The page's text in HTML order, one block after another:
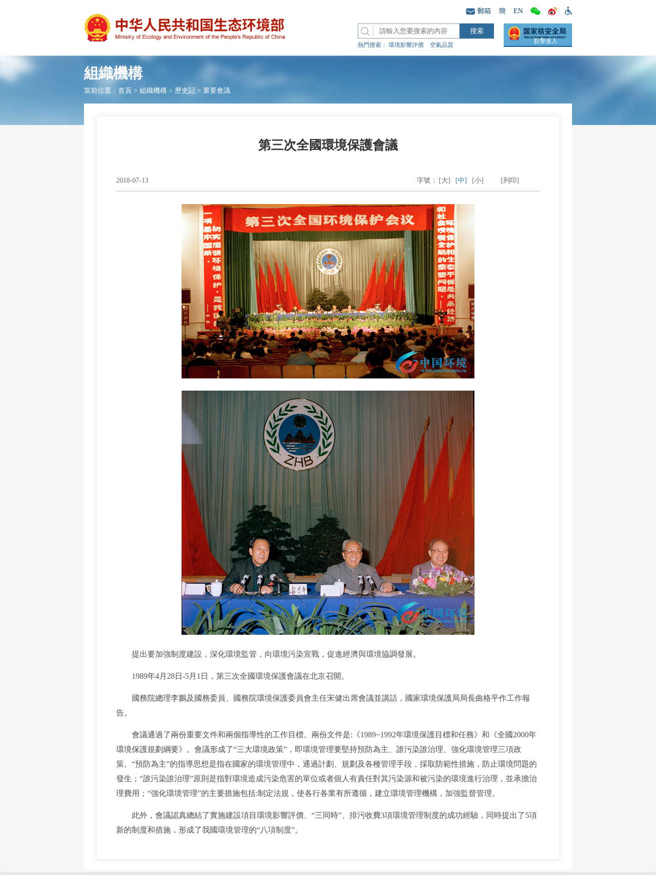
郵箱 簡 EN
熱門搜索： 環境影響評價 空氣品質
點擊進入
組織機構
當前位置： 首頁 > 組織機構 > 歷史記 > 重要會議
第三次全國環境保護會議
2018-07-13 [列印]
字號： [大] [中] [小]
提出要加強制度建設，深化環境監管，向環境污染宣戰，促進經濟與環境協調發展。
1989年4月28日-5月1日，第三次全國環境保護會議在北京召開。
國務院總理李鵬及國務委員、國務院環境保護委員會主任宋健出席會議並講話，國家環境保護局局長曲格平作工作報
告。
會議通過了兩份重要文件和兩個指導性的工作目標。兩份文件是:《1989~1992年環境保護目標和任務》和《全國2000年
環境保護規劃綱要》。會議形成了“三大環境政策”，即環境管理要堅持預防為主、誰污染誰治理、強化環境管理三項政
策。“預防為主”的指導思想是指在國家的環境管理中，通過計劃、規劃及各種管理手段，採取防範性措施，防止環境問題的
發生；“誰污染誰治理”原則是指對環境造成污染危害的單位或者個人有責任對其污染源和被污染的環境進行治理，並承擔治
理費用；“強化環境管理”的主要措施包括:制定法規，使各行各業有所遵循，建立環境管理機構，加強監督管理。
此外，會議認真總結了實施建設項目環境影響評價、“三同時”、排污收費3項環境管理制度的成功經驗，同時提出了5項
新的制度和措施，形成了我國環境管理的“八項制度”。